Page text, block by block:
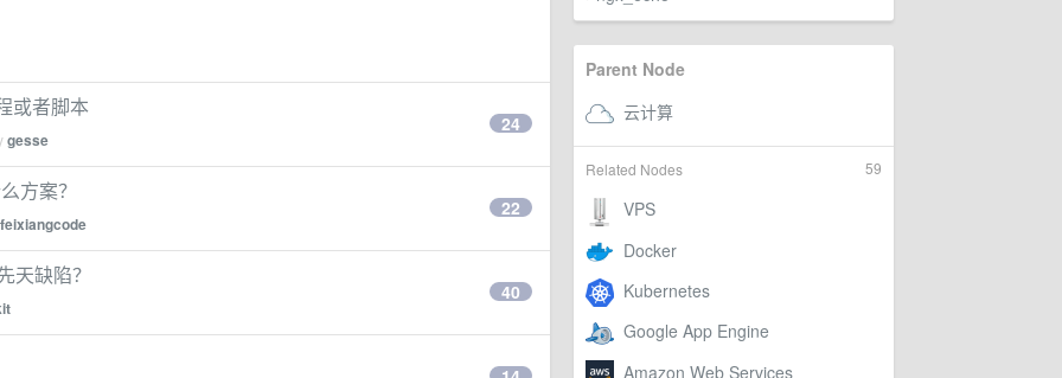
Parent Node
59
Related Nodes
或者脚本
gesse
24
方案？
feixiangcode
22
天缺陷？
40